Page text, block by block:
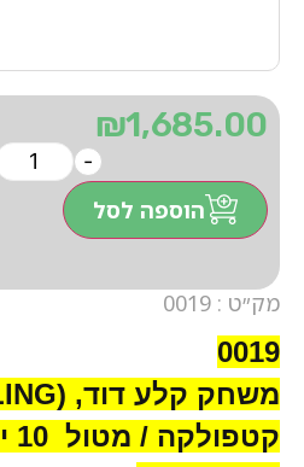
מק״ט : 0019
0019
משחק קלע דוד, (DAVID'S SLING)
₪1,685.00
-
הוספה לסל